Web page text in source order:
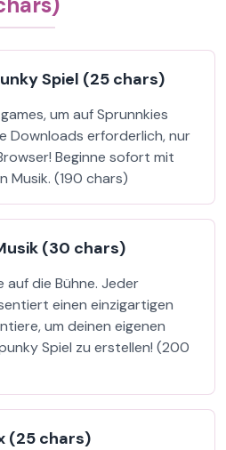
Spiel (25 chars)
um auf Sprunnkies
Downloads erforderlich, nur
Beginne sofort mit
Musik. (190 chars)
(30 chars)
auf die Bühne. Jeder
einen einzigartigen
um deinen eigenen
Spiel zu erstellen! (200
(25 chars)